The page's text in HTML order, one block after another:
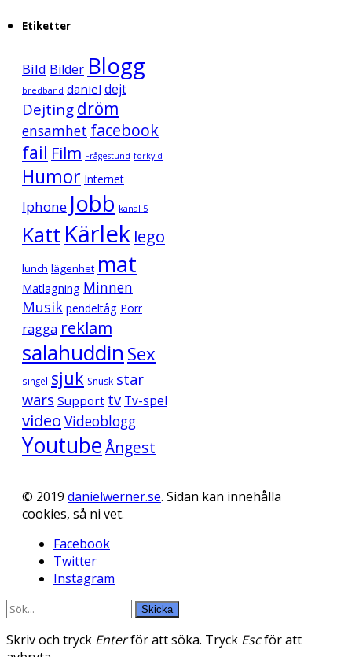
Etiketter
Bild Bilder Blogg
bredband daniel dejt
Dejtingdröm
ensamhet facebook
fail Film Frågestund förkyld
Humor Internet
Iphone Jobb kanal 5
Katt Kärlek lego
lunch lägenhet mat
Matlagning Minnen
Musik pendeltåg Porr
ragga reklam
salahuddin Sex
singel sjuk Snusk star
wars Support tv Tv-spel
video Videoblogg
YoutubeÅngest
© 2019 danielwerner.se. Sidan kan innehålla
cookies, så ni vet.
Facebook
Twitter
Instagram
Skicka
Skriv och tryck Enterför att söka. Tryck Escför att